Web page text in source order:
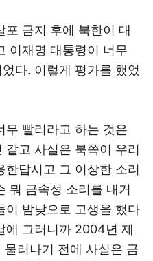
금지 후에 북한이 대
이재명 대통령이 너무
다. 이렇게 평가를 했었
빨리라고 하는 것은
고 사실은 북쪽이 우리
답시고 그 이상한 소리
뭐 금속성 소리를 내거
이 밤낮으로 고생을 했다
에 그러니까 2004년 제
러나기 전에 사실은 금